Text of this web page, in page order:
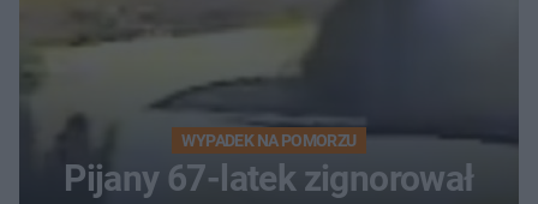
WYPADEK NA POMORZU
Pijany 67-latek zignorował